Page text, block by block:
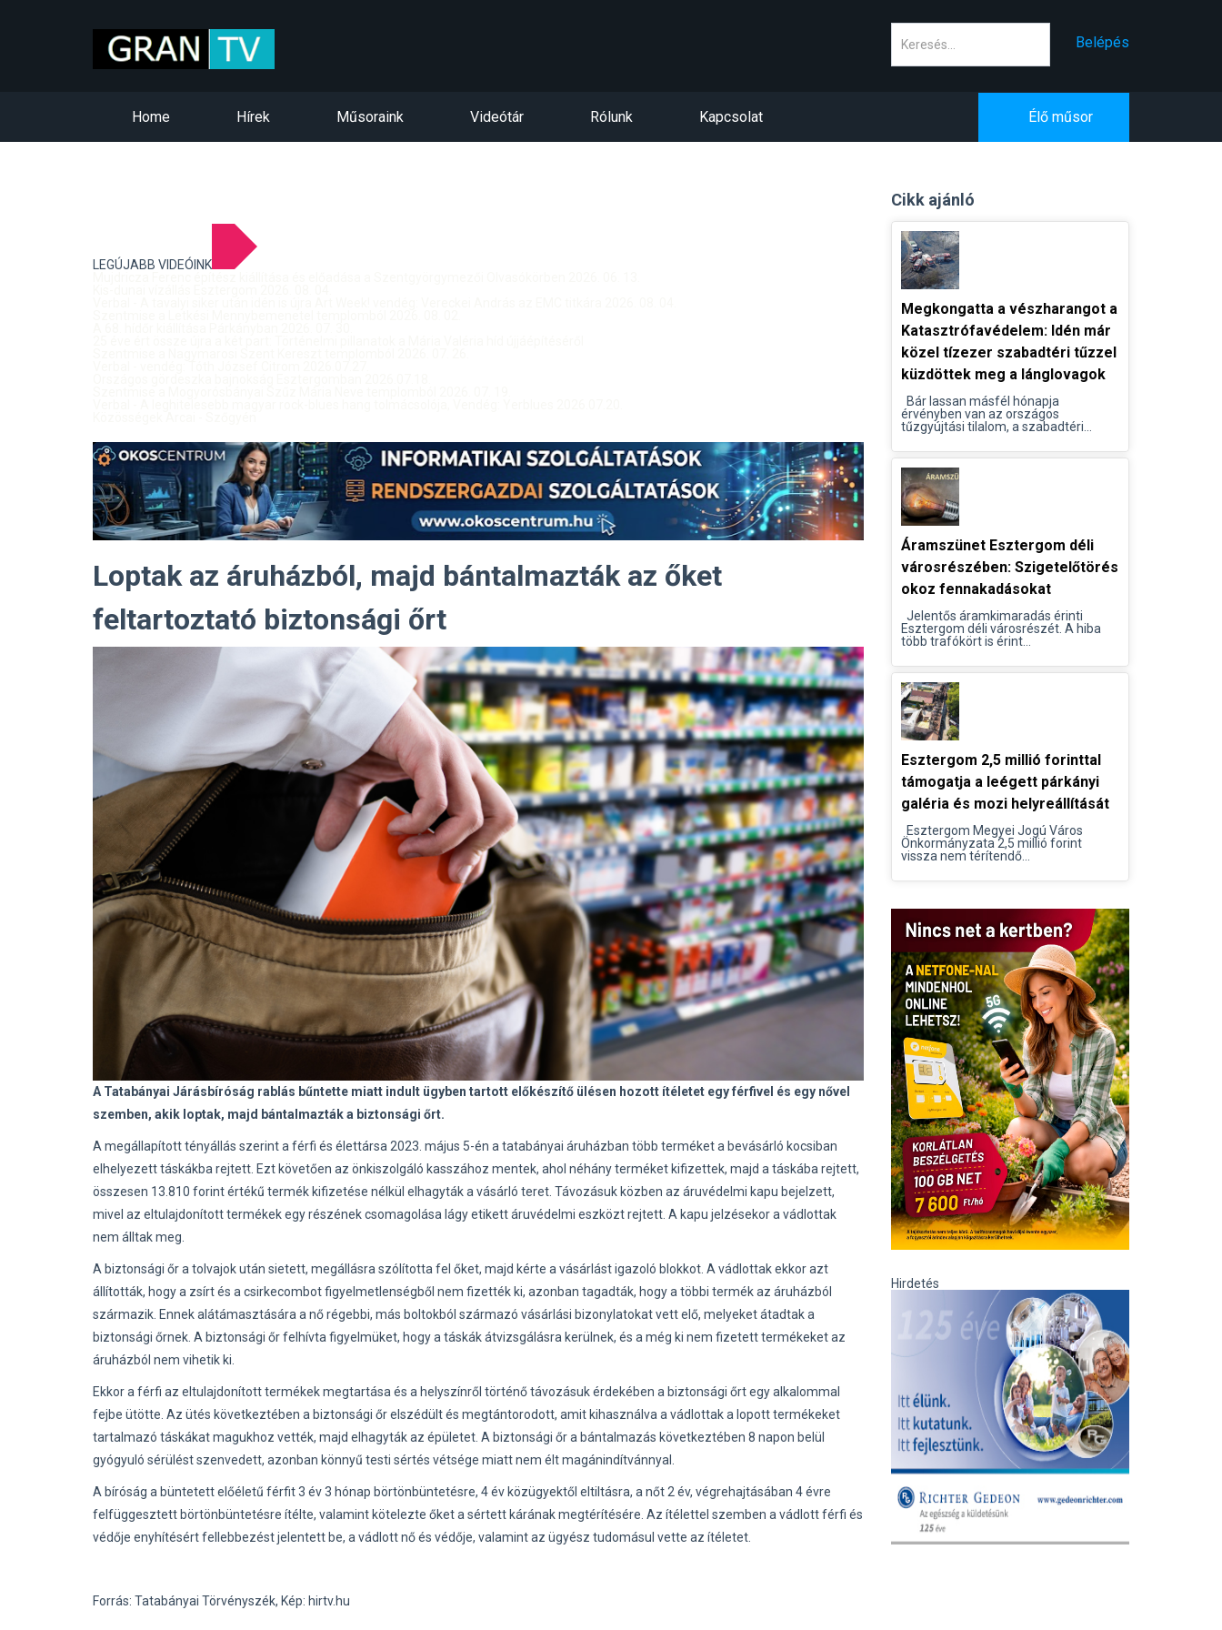
Belépés
Home Hírek Műsoraink Videótár Rólunk Kapcsolat Élő műsor
LEGÚJABB VIDEÓINK
Loptak az áruházból, majd bántalmazták az őket
feltartoztató biztonsági őrt
A Tatabányai Járásbíróság rablás bűntette miatt indult ügyben tartott előkészítő ülésen hozott ítéletet egy férfivel és egy nővel
szemben, akik loptak, majd bántalmazták a biztonsági őrt.
A megállapított tényállás szerint a férfi és élettársa 2023. május 5-én a tatabányai áruházban több terméket a bevásárló kocsiban
elhelyezett táskákba rejtett. Ezt követően az önkiszolgáló kasszához mentek, ahol néhány terméket kifizettek, majd a táskába rejtett,
összesen 13.810 forint értékű termék kifizetése nélkül elhagyták a vásárló teret. Távozásuk közben az áruvédelmi kapu bejelzett,
mivel az eltulajdonított termékek egy részének csomagolása lágy etikett áruvédelmi eszközt rejtett. A kapu jelzésekor a vádlottak
nem álltak meg.
A biztonsági őr a tolvajok után sietett, megállásra szólította fel őket, majd kérte a vásárlást igazoló blokkot. A vádlottak ekkor azt
állították, hogy a zsírt és a csirkecombot figyelmetlenségből nem fizették ki, azonban tagadták, hogy a többi termék az áruházból
származik. Ennek alátámasztására a nő régebbi, más boltokból származó vásárlási bizonylatokat vett elő, melyeket átadtak a
biztonsági őrnek. A biztonsági őr felhívta figyelmüket, hogy a táskák átvizsgálásra kerülnek, és a még ki nem fizetett termékeket az
áruházból nem vihetik ki.
Ekkor a férfi az eltulajdonított termékek megtartása és a helyszínről történő távozásuk érdekében a biztonsági őrt egy alkalommal
fejbe ütötte. Az ütés következtében a biztonsági őr elszédült és megtántorodott, amit kihasználva a vádlottak a lopott termékeket
tartalmazó táskákat magukhoz vették, majd elhagyták az épületet. A biztonsági őr a bántalmazás következtében 8 napon belül
gyógyuló sérülést szenvedett, azonban könnyű testi sértés vétsége miatt nem élt magánindítvánnyal.
A bíróság a büntetett előéletű férfit 3 év 3 hónap börtönbüntetésre, 4 év közügyektől eltiltásra, a nőt 2 év, végrehajtásában 4 évre
felfüggesztett börtönbüntetésre ítélte, valamint kötelezte őket a sértett kárának megtérítésére. Az ítélettel szemben a vádlott férfi és
védője enyhítésért fellebbezést jelentett be, a vádlott nő és védője, valamint az ügyész tudomásul vette az ítéletet.
Forrás: Tatabányai Törvényszék, Kép: hirtv.hu
Cikk ajánló
Megkongatta a vészharangot a
Katasztrófavédelem: Idén már
közel tízezer szabadtéri tűzzel
küzdöttek meg a lánglovagok
Bár lassan másfél hónapja
érvényben van az országos
tűzgyújtási tilalom, a szabadtéri...
Áramszünet Esztergom déli
városrészében: Szigetelőtörés
okoz fennakadásokat
Jelentős áramkimaradás érinti
Esztergom déli városrészét. A hiba
több trafókört is érint...
Esztergom 2,5 millió forinttal
támogatja a leégett párkányi
galéria és mozi helyreállítását
Esztergom Megyei Jogú Város
Önkormányzata 2,5 millió forint
vissza nem térítendő...
Hirdetés